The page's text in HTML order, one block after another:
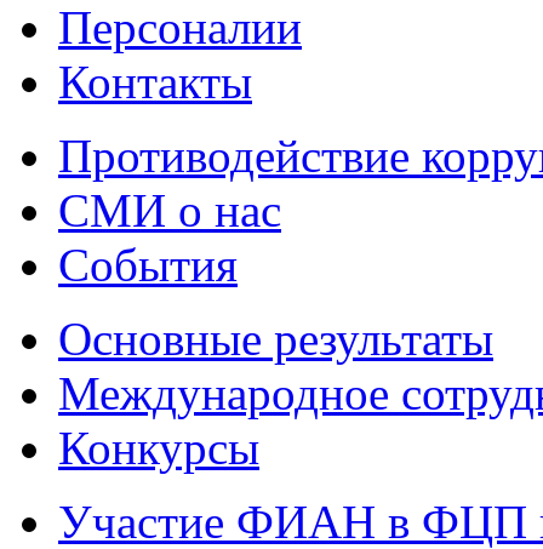
Персоналии
Контакты
Противодействие
СМИ о нас
События
Основные результаты
Международное
Конкурсы
Участие ФИАН в ФЦП